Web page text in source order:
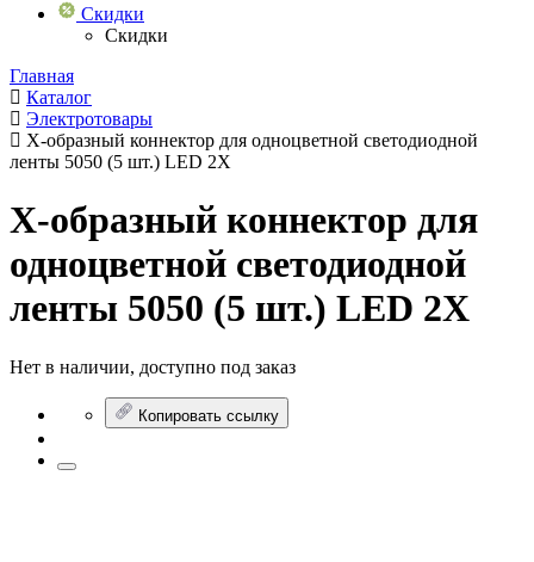
Скидки
Скидки
Главная
Каталог
Электротовары
X-образный коннектор для одноцветной светодиодной
ленты 5050 (5 шт.) LED 2X
X-образный коннектор для
одноцветной светодиодной
ленты 5050 (5 шт.) LED 2X
Нет в наличии, доступно под заказ
Копировать ссылку